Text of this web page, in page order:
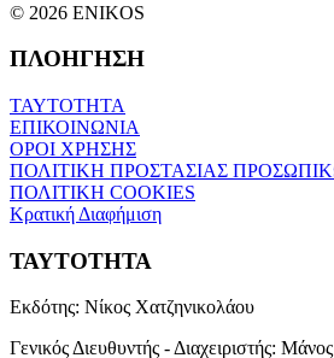
© 2026 ENIKOS
ΠΛΟΗΓΗΣΗ
ΤΑΥΤΟΤΗΤΑ
ΕΠΙΚΟΙΝΩΝΙΑ
ΟΡΟΙ ΧΡΗΣΗΣ
ΠΟΛΙΤΙΚΗ ΠΡΟΣΤΑΣΙΑΣ
ΠΟΛΙΤΙΚΗ COOKIES
Κρατική Διαφήμιση
ΤΑΥΤΟΤΗΤΑ
Εκδότης: Νίκος Χατζηνικολάου
Γενικός Διευθυντής - Διαχειριστής: